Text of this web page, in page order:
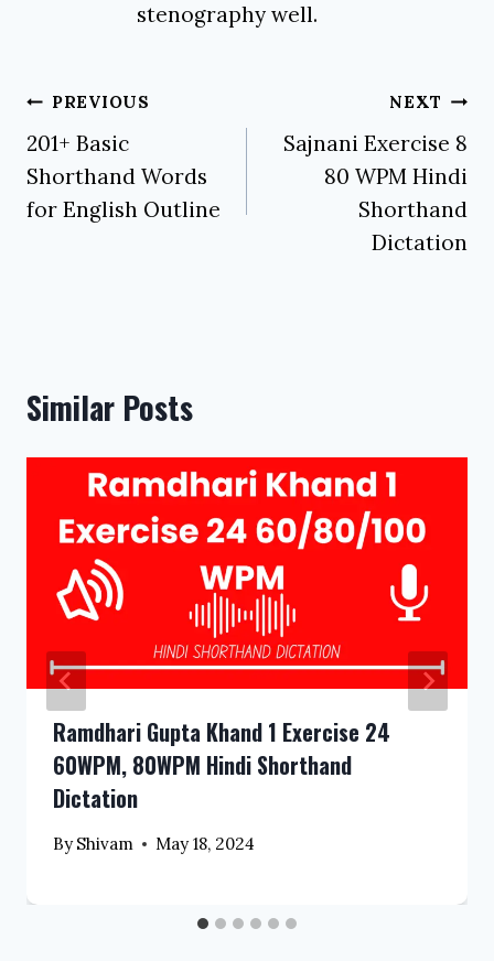
stenography well.
Post
navigation
PREVIOUS
201+ Basic
Shorthand Words
for English Outline
NEXT
Sajnani Exercise 8
80 WPM Hindi
Shorthand
Dictation
Similar Posts
Ramdhari Gupta Khand 1 Exercise 24
60WPM, 80WPM Hindi Shorthand
Dictation
By Shivam May 18, 2024